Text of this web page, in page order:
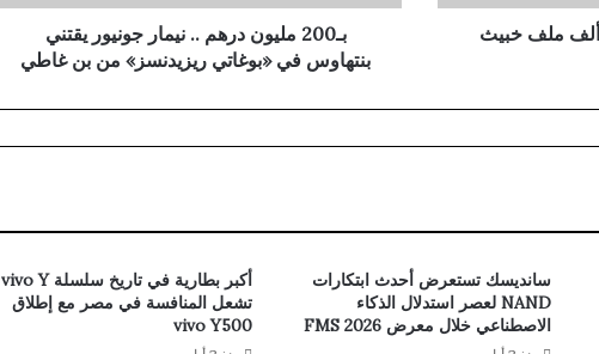
كاسبرسكي: اكتشاف 400 ألف ملف خبيث
بـ200 مليون درهم .. نيمار جونيور يقتني
بنتهاوس في «بوغاتي ريزيدنسز» من بن غاطي
سانديسك تستعرض أحدث ابتكارات
NAND لعصر استدلال الذكاء
الاصطناعي خلال معرض FMS 2026
أكبر بطارية في تاريخ سلسلة vivo Y
تشعل المنافسة في مصر مع إطلاق
vivo Y500